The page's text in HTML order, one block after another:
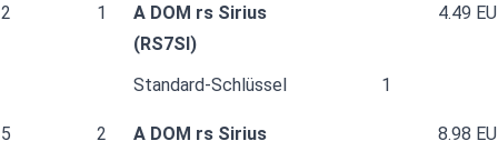
2 1
A DOM rs Sirius
(RS7SI)
4.49
Standard-Schlüssel 1
5 2
A DOM rs Sirius
8.98